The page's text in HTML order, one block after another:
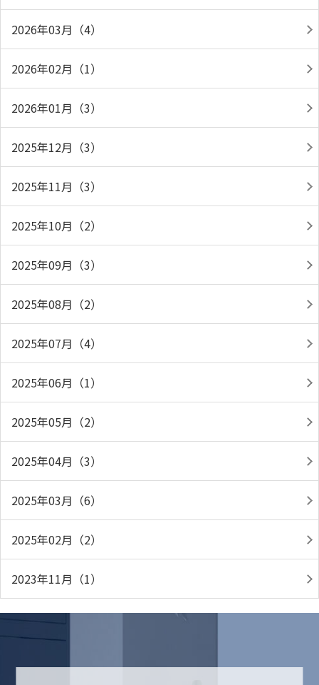
2026年03月（4）
2026年02月（1）
2026年01月（3）
2025年12月（3）
2025年11月（3）
2025年10月（2）
2025年09月（3）
2025年08月（2）
2025年07月（4）
2025年06月（1）
2025年05月（2）
2025年04月（3）
2025年03月（6）
2025年02月（2）
2023年11月（1）